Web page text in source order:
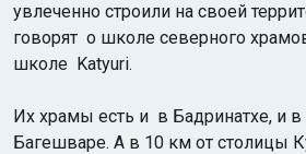
увлеченно строили на своей
говорят о школе северного
школе Katyuri.
Их храмы есть и в Бадринатхе, и
Багешваре. А в 10 км от столицы